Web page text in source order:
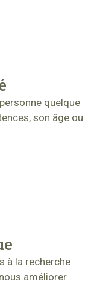
quelque
son âge ou
à la recherche
améliorer.